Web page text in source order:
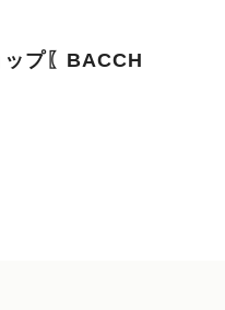
プ〖BACCH